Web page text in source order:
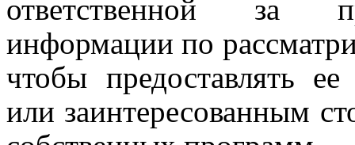
ответственной за
информации по
чтобы предоставлять ее
или заинтересованным